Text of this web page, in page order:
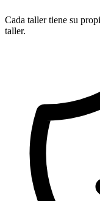
Cada taller tiene su
taller.